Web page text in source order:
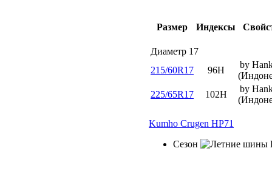
Размер Индексы
Диаметр 17
215/60R17
96H
by
225/65R17
102H
by
Kumho Crugen HP71
Сезон